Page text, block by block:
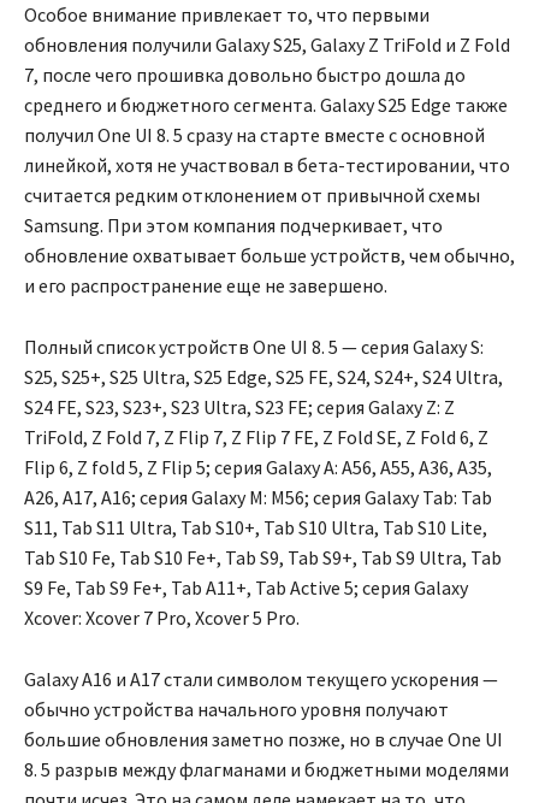
Особое внимание привлекает то, что первыми
обновления получили Galaxy S25, Galaxy Z TriFold и Z Fold
7, после чего прошивка довольно быстро дошла до
среднего и бюджетного сегмента. Galaxy S25 Edge также
получил One UI 8. 5 сразу на старте вместе с основной
линейкой, хотя не участвовал в бета-тестировании, что
считается редким отклонением от привычной схемы
Samsung. При этом компания подчеркивает, что
обновление охватывает больше устройств, чем обычно,
и его распространение еще не завершено.
Полный список устройств One UI 8. 5 — серия Galaxy S:
S25, S25+, S25 Ultra, S25 Edge, S25 FE, S24, S24+, S24 Ultra,
S24 FE, S23, S23+, S23 Ultra, S23 FE; серия Galaxy Z: Z
TriFold, Z Fold 7, Z Flip 7, Z Flip 7 FE, Z Fold SE, Z Fold 6, Z
Flip 6, Z fold 5, Z Flip 5; серия Galaxy A: A56, A55, A36, A35,
A26, A17, A16; серия Galaxy M: M56; серия Galaxy Tab: Tab
S11, Tab S11 Ultra, Tab S10+, Tab S10 Ultra, Tab S10 Lite,
Tab S10 Fe, Tab S10 Fe+, Tab S9, Tab S9+, Tab S9 Ultra, Tab
S9 Fe, Tab S9 Fe+, Tab A11+, Tab Active 5; серия Galaxy
Xcover: Xcover 7 Pro, Xcover 5 Pro.
Galaxy A16 и A17 стали символом текущего ускорения —
обычно устройства начального уровня получают
большие обновления заметно позже, но в случае One UI
8. 5 разрыв между флагманами и бюджетными моделями